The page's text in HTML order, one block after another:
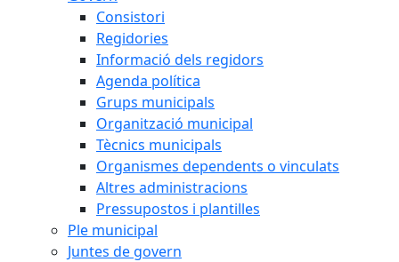
Consistori
Regidories
Informació dels regidors
Agenda política
Grups municipals
Organització municipal
Tècnics municipals
Organismes dependents o vinculats
Altres administracions
Pressupostos i plantilles
Ple municipal
Juntes de govern